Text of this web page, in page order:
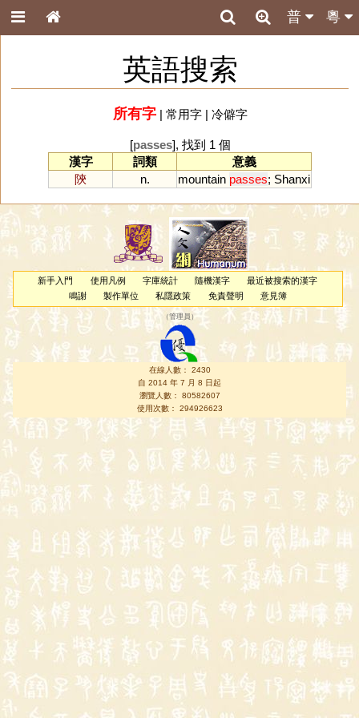
粵
普
英語搜索
所有字| 常用字| 冷僻字
[passes], 找到 1 個
漢字
詞類
意義
陝
n. mountain passes; Shanxi
新手入門 使用凡例 字庫統計 隨機漢字
最近被搜索的漢字
鳴謝
製作單位 私隱政策 免責聲明 意見簿
（管理員 ）
在線人數： 2430
自 2014 年 7 月 8 日起
瀏覽人數： 80582607
使用次數： 294926623